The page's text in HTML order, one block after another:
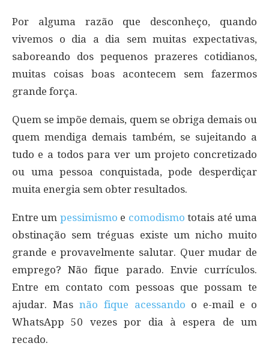
Por alguma razão que desconheço, quando
vivemos o dia a dia sem muitas expectativas,
saboreando dos pequenos prazeres cotidianos,
muitas coisas boas acontecem sem fazermos
grande força.
Quem se impõe demais, quem se obriga demais ou
quem mendiga demais também, se sujeitando a
tudo e a todos para ver um projeto concretizado
ou uma pessoa conquistada, pode desperdiçar
muita energia sem obter resultados.
Entre um pessimismo e comodismo totais até uma
obstinação sem tréguas existe um nicho muito
grande e provavelmente salutar. Quer mudar de
emprego? Não fique parado. Envie currículos.
Entre em contato com pessoas que possam te
ajudar. Mas não fique acessando o e-mail e o
WhatsApp 50 vezes por dia à espera de um
recado.